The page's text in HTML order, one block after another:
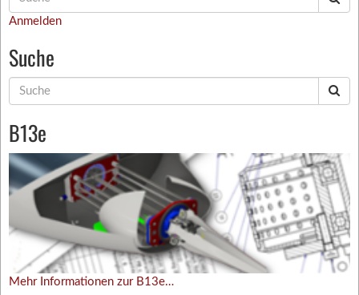
nach:
Anmelden
Suche
Suche
nach:
B13e
Mehr Informationen zur B13e…